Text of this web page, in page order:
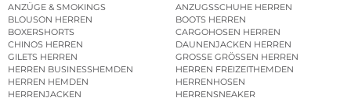
ANZÜGE & SMOKINGS
ANZUGSSCHUHE HERREN
BLOUSON HERREN
BOOTS HERREN
BOXERSHORTS
CARGOHOSEN HERREN
CHINOS HERREN
DAUNENJACKEN HERREN
GILETS HERREN
GROSSE GRÖSSEN HERREN
HERREN BUSINESSHEMDEN
HERREN FREIZEITHEMDEN
HERREN HEMDEN
HERRENHOSEN
HERRENJACKEN
HERRENSNEAKER